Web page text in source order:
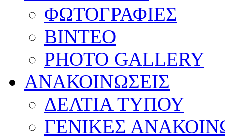
ΦΩΤΟΓΡΑΦΙΕΣ
ΒΙΝΤΕΟ
PHOTO GALLERY
ΑΝΑΚΟΙΝΩΣΕΙΣ
ΔΕΛΤΙΑ ΤΥΠΟΥ
ΓΕΝΙΚΕΣ